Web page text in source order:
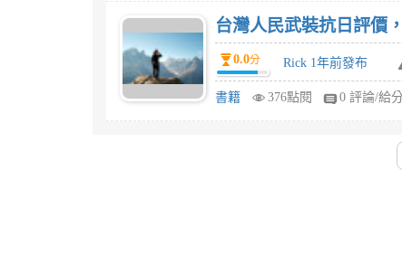
台灣人民武裝抗日評價
0.0分 Rick 1年前發布
書籍 376點閱 0 評論/給